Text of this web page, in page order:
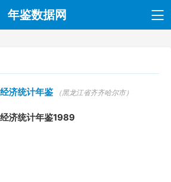
年鉴数据网
济统计年鉴 （黑龙江省齐齐哈尔市）
济统计年鉴1989